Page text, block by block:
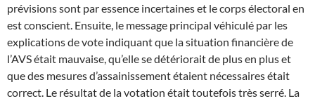
prévisions sont par essence incertaines et le corps électoral en
est conscient. Ensuite, le message principal véhiculé par les
explications de vote indiquant que la situation financière de
l’AVS était mauvaise, qu’elle se détériorait de plus en plus et
que des mesures d’assainissement étaient nécessaires était
correct. Le résultat de la votation était toutefois très serré. La